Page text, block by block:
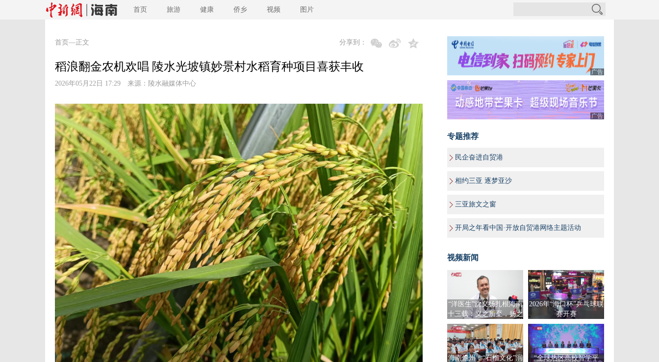
首页 旅游 健康 侨乡 视频 图片
首页 —正文 分享到：
稻浪翻金农机欢唱 陵水光坡镇妙景村水稻育种项目喜获丰收
2026年05月22日 17:29 来源： 陵水融媒体中心
广告
广告
专题推荐
民企奋进自贸港
相约三亚 逐梦亚沙
三亚旅文之窗
开局之年看中国·开放自贸港网络主题活动
视频新闻
“洋医生”沈义扬扎根海南
十三载：义之所至，扬之
千里
2026年“海口杯”乒乓球联
赛开赛
海南儋州：“石榴文化”润
“全球热区高校智学平